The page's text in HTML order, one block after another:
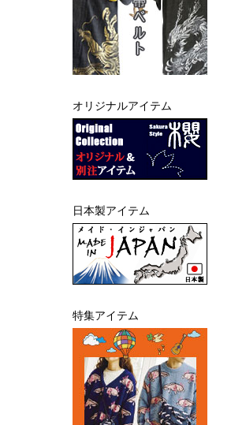
オリジナルアイテム
日本製アイテム
特集アイテム